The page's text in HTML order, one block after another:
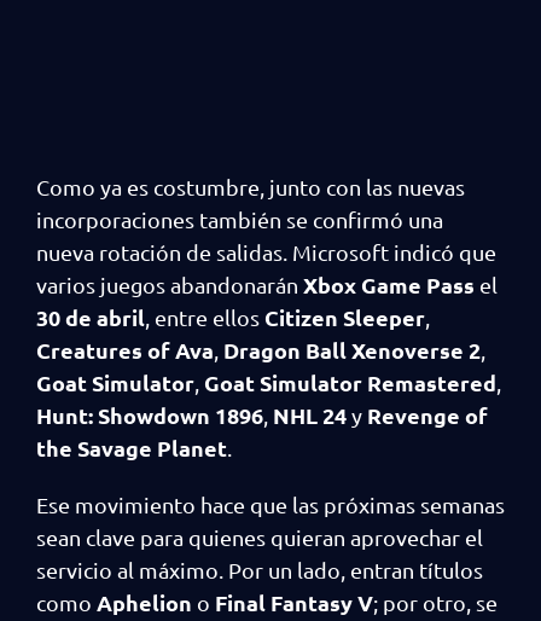
Como ya es costumbre, junto con las nuevas
incorporaciones también se confirmó una
nueva rotación de salidas. Microsoft indicó que
varios juegos abandonarán Xbox Game Pass el
30 de abril , entre ellos Citizen Sleeper
Creatures of Ava Dragon Ball Xenoverse 2
Goat Simulator Goat Simulator Remastered
Hunt: Showdown 1896 NHL 24y Revenge of
the Savage Planet
Ese movimiento hace que las próximas semanas
sean clave para quienes quieran aprovechar el
servicio al máximo. Por un lado, entran títulos
como Aphelion o Final Fantasy V; por otro, se